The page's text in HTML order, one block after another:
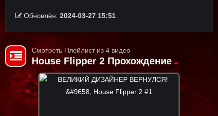
Обновлён: 2024-03-27 15:51
Смотреть Плейлист из 4 видео
House Flipper 2 Прохождение